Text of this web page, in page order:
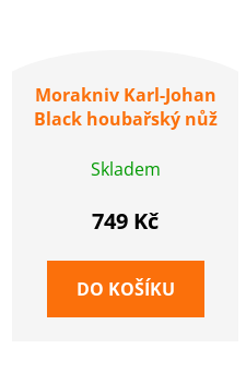
Morakniv Karl-Johan
Black houbařský nůž
Skladem
749 Kč
DO KOŠÍKU